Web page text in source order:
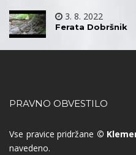
3. 8. 2022
Ferata Dobršnik
PRAVNO OBVESTILO
Vse pravice pridržane ©
navedeno.